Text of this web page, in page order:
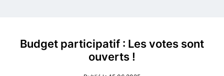
Budget participatif : Les votes sont
ouverts !